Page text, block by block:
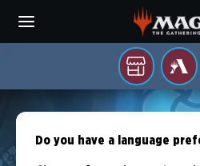
main
Tu
tienda
local
ASESINATOS
Do you have a language